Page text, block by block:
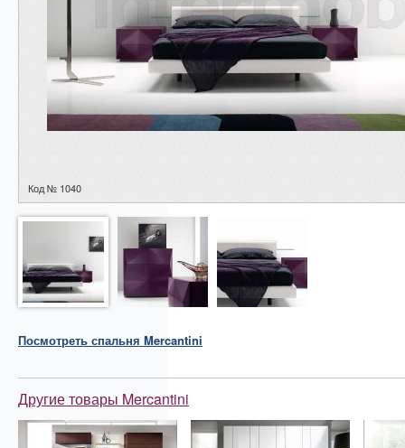
Код № 1040
Посмотреть спальня Mercantini
Другие товары Mercantini